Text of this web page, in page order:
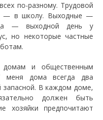
по-разному. Трудовой
— в школу. Выходные —
— выходной день у
но некоторые частные
домам и общественным
меня дома всегда два
запасной. В каждом доме,
должен быть
хозяйки предпочитают